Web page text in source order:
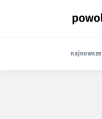
najnowsze